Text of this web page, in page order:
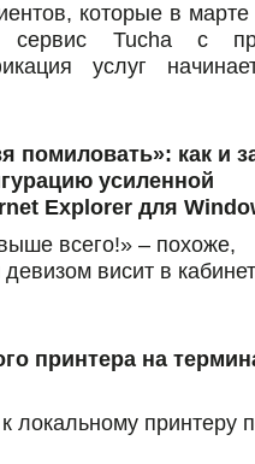
которые в марте
сервис Tucha с
услуг
помиловать»: как и
усиленной
Explorer для
всего!» – похоже,
висит в
браузера – это
начинает конкретно
на сервере,
отключить
принтера на
локальному принтеру